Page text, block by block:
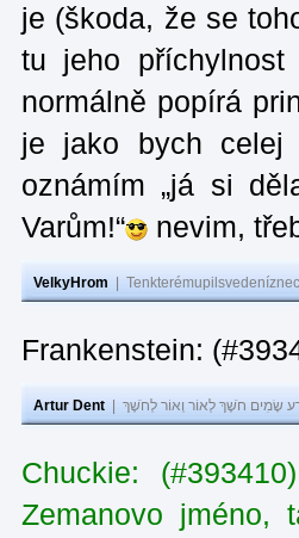
je (škoda, že se
tu jeho
normálně popírá
je jako bych celej
oznámím „já si
Varům!“
nevim,
VelkyHrom
Frankenstein:
Artur Dent שָׂמִים חֹשֶׁךְ לְאוֹר וְאוֹר לְחֹשֶׁךְ
Chuckie:
Zemanovo jméno,